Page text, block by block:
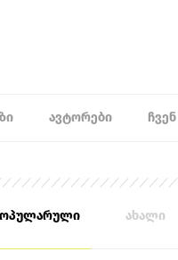
ᲐᲕᲢᲝᲠᲔᲑᲘ
ახალი